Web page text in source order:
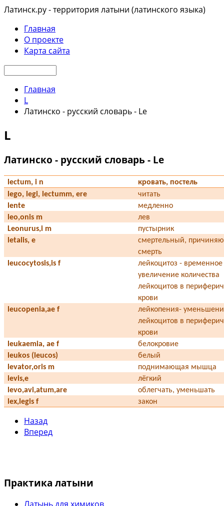
Латинск.ру - территория латыни (латинского языка)
Главная
О проекте
Карта сайта
Главная
L
Латинско - русский словарь - Le
L
Латинско - русский словарь - Le
lectum, i n
кровать, постель
lego, legi, lectumm, ere
читать
lente
медленно
leo,onis m
лев
Leonurus,i m
пустырник
letalis, е
смертельный,
смерть
leucocytosis,is f
лейкоцитоз - временное
увеличение количества
лейкоцитов в
крови
leucopenia,ae f
лейкопения-
лейкоцитов в
крови
leukaemia, ae f
белокровие
leukos (leucos)
белый
levator,oris m
поднимающая мышца
levis,е
лёгкий
levo,avi,atum,are
облегчать, уменьшать
lex,legis f
закон
Назад
Вперед
Практика латыни